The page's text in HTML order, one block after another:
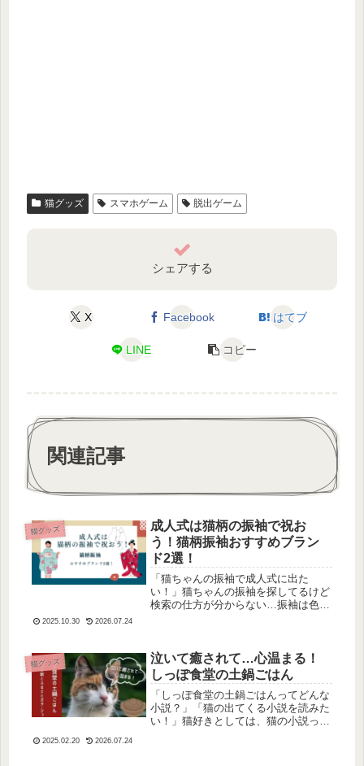
猫グッズ スマホゲーム 脱出ゲーム
シェアする
X Facebook はてブ
LINE コピー
関連記事
猫グッズ
成人式は猫柄の振袖で祝お
う！猫柄振袖おすすめブラン
ド2選！
「猫ちゃんの振袖で成人式に出た
い！」猫ちゃんの振袖を探してるけど
検索の仕方が分からない…振袖は色々
す！猫柄の振袖が着たい！という方は
ぜひチェ...
2025.10.30 2026.07.24
猫グッズ
泣いて癒されて…心温まる！
しっぽ食堂の土鍋ごはん
「しっぽ食堂の土鍋ごはんってどんな
小説？」「猫の出てくる小説を読みた
い！」猫好きとしては、猫の小説って
2025.02.20 2026.07.24